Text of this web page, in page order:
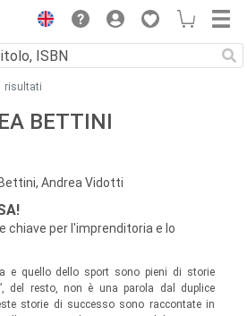
risultati
BETTINI
Andrea Vidotti
chiave per l'imprenditoria e lo
e quello dello sport sono pieni di storie
del resto, non è una parola dal duplice
storie di successo sono raccontate in